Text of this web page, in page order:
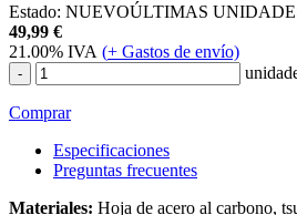
Estado: NUEVOÚLTIMAS
49,99 €
21.00% IVA (+ Gastos de envío)
-
Comprar
Especificaciones
Preguntas frecuentes
Materiales: Hoja de acero al carbono,